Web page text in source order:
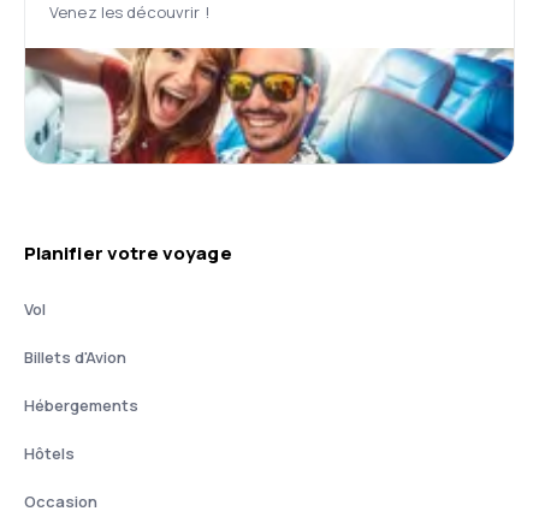
Venez les découvrir !
Planifier votre voyage
Vol
Billets d'Avion
Hébergements
Hôtels
Occasion